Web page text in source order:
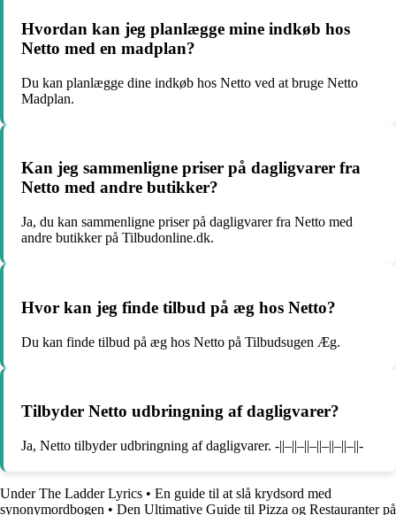
Hvordan kan jeg planlægge mine indkøb hos
Netto med en madplan?
Du kan planlægge dine indkøb hos Netto ved at bruge Netto
Madplan.
Kan jeg sammenligne priser på dagligvarer fra
Netto med andre butikker?
Ja, du kan sammenligne priser på dagligvarer fra Netto med
andre butikker på Tilbudonline.dk.
Hvor kan jeg finde tilbud på æg hos Netto?
Du kan finde tilbud på æg hos Netto på Tilbudsugen Æg.
Tilbyder Netto udbringning af dagligvarer?
Ja, Netto tilbyder udbringning af dagligvarer. -||–||–||–||–||–||–||-
Under The Ladder Lyrics • En guide til at slå krydsord med
synonymordbogen • Den Ultimative Guide til Pizza og Restauranter på